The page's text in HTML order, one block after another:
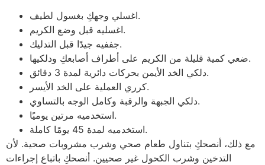
اغسلي وجهكِ بغسول لطيف.
اغسليه قبل وضع الكريم.
جففيه جيدًا قبل التدليك.
ضعي كمية قليلة من الكريم على أطراف أصابعكِ ودلكيها.
دلكي الخد الأيمن بحركات دائرية لمدة 3 دقائق.
كرري العملية على الخد الأيسر.
دلكي الجبهة والرقبة وكامل الوجه بالتساوي.
استخدميه مرتين يوميًا.
استخدميه لمدة 45 يومًا كاملة.
مع ذلك، أنصحكِ بتناول طعام صحي وشرب مشروبات صحية. لأن
التدخين وشرب الكحول غير صحيين. أنصحكِ باتباع إجراءات